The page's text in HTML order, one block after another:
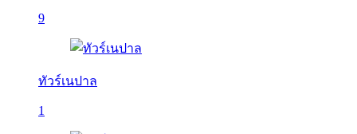
9
ทัวร์เนปาล
1